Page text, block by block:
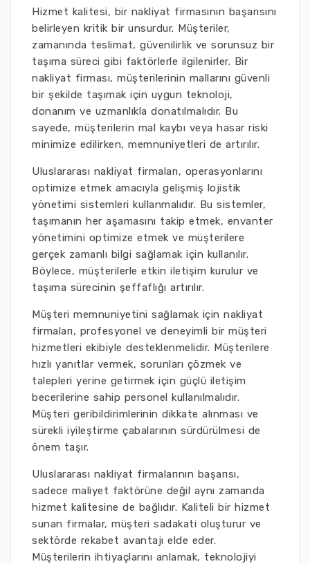
Hizmet kalitesi, bir nakliyat firmasının başarısını
belirleyen kritik bir unsurdur. Müşteriler,
zamanında teslimat, güvenilirlik ve sorunsuz bir
taşıma süreci gibi faktörlerle ilgilenirler. Bir
nakliyat firması, müşterilerinin mallarını güvenli
bir şekilde taşımak için uygun teknoloji,
donanım ve uzmanlıkla donatılmalıdır. Bu
sayede, müşterilerin mal kaybı veya hasar riski
minimize edilirken, memnuniyetleri de artırılır.
Uluslararası nakliyat firmaları, operasyonlarını
optimize etmek amacıyla gelişmiş lojistik
yönetimi sistemleri kullanmalıdır. Bu sistemler,
taşımanın her aşamasını takip etmek, envanter
yönetimini optimize etmek ve müşterilere
gerçek zamanlı bilgi sağlamak için kullanılır.
Böylece, müşterilerle etkin iletişim kurulur ve
taşıma sürecinin şeffaflığı artırılır.
Müşteri memnuniyetini sağlamak için nakliyat
firmaları, profesyonel ve deneyimli bir müşteri
hizmetleri ekibiyle desteklenmelidir. Müşterilere
hızlı yanıtlar vermek, sorunları çözmek ve
talepleri yerine getirmek için güçlü iletişim
becerilerine sahip personel kullanılmalıdır.
Müşteri geribildirimlerinin dikkate alınması ve
sürekli iyileştirme çabalarının sürdürülmesi de
önem taşır.
Uluslararası nakliyat firmalarının başarısı,
sadece maliyet faktörüne değil aynı zamanda
hizmet kalitesine de bağlıdır. Kaliteli bir hizmet
sunan firmalar, müşteri sadakati oluşturur ve
sektörde rekabet avantajı elde eder.
Müşterilerin ihtiyaçlarını anlamak, teknolojiyi